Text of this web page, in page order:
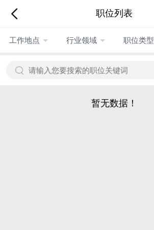
职位列表
工作地点 行业领域 职位类型
暂无数据！